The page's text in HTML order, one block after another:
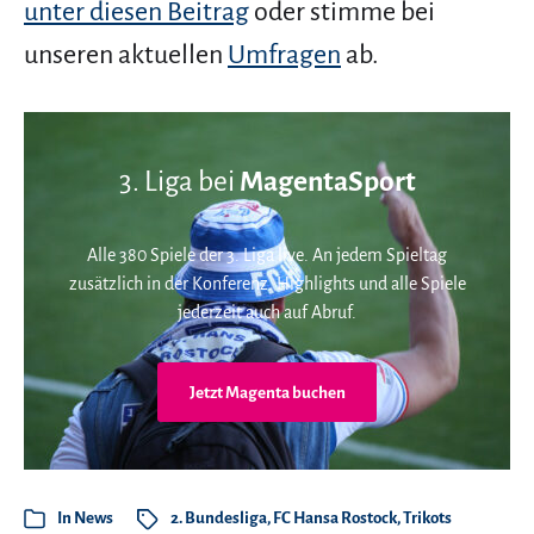
unter diesen Beitrag oder stimme bei
unseren aktuellen Umfragen ab.
3. Liga bei MagentaSport
Alle 380 Spiele der 3. Liga live. An jedem Spieltag
zusätzlich in der Konferenz. Highlights und alle Spiele
jederzeit auch auf Abruf.
Jetzt Magenta buchen
In News 2. Bundesliga, FC Hansa Rostock,Trikots